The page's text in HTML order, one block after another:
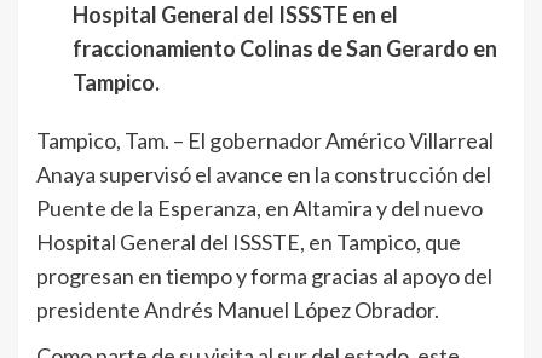
Hospital General del ISSSTE en el
fraccionamiento Colinas de San Gerardo en
Tampico.
Tampico, Tam. – El gobernador Américo Villarreal
Anaya supervisó el avance en la construcción del
Puente de la Esperanza, en Altamira y del nuevo
Hospital General del ISSSTE, en Tampico, que
progresan en tiempo y forma gracias al apoyo del
presidente Andrés Manuel López Obrador.